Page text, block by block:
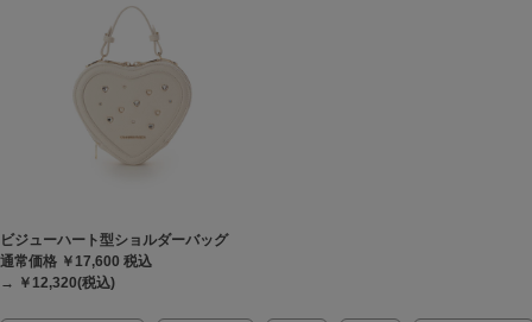
ビジューハート型ショルダーバッグ
通常価格 ￥17,600 税込
→ ￥12,320(税込)